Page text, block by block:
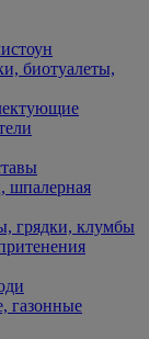
биотуалеты,
шпалерная
грядки, клумбы
газонные